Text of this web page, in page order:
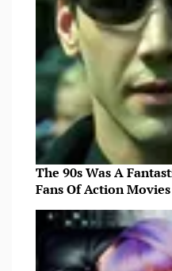
The 90s Was A
Fans Of Action Movies